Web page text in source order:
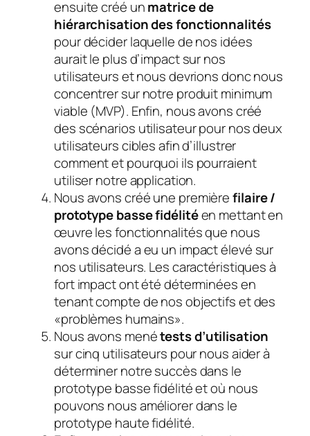
ensuite créé unmatrice de
hiérarchisation des fonctionnalités
pour décider laquelle de nos idées
aurait le plus d’impact sur nos
utilisateurs et nous devrions donc nous
concentrer sur notre produit minimum
viable (MVP). Enfin, nous avons créé
des scénarios utilisateur pour nos deux
utilisateurs cibles afin d’illustrer
comment et pourquoi ils pourraient
utiliser notre application.
Nous avons créé une premièrefilaire /
prototype basse fidélitéen mettant en
œuvre les fonctionnalités que nous
avons décidé a eu un impact élevé sur
nos utilisateurs. Les caractéristiques à
fort impact ont été déterminées en
tenant compte de nos objectifs et des
«problèmes humains».
Nous avons menétests d’utilisation
sur cinq utilisateurs pour nous aider à
déterminer notre succès dans le
prototype basse fidélité et où nous
pouvons nous améliorer dans le
prototype haute fidélité.